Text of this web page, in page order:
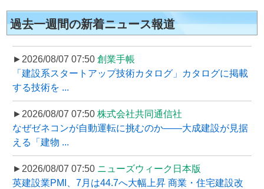
過去一週間の新着ニュース報道
►2026/08/07 07:50 創業手帳
「建設系スタートアップ技術カタログ」カタログに掲載
する技術を ...
►2026/08/07 07:50 株式会社共同通信社
なぜゼネコンが自動運転に挑むのか――大成建設が見据
える「建物 ...
►2026/08/07 07:50 ニューズウィーク日本版
英建設業PMI、7月は44.7へ大幅上昇 商業・住宅建設改